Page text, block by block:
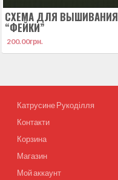
СХЕМА ДЛЯ ВЫШИВАНИЯ
“ФЕЙКИ”
200.00грн.
Катрусине Рукоділля
Контакти
Корзина
Магазин
Мой аккаунт